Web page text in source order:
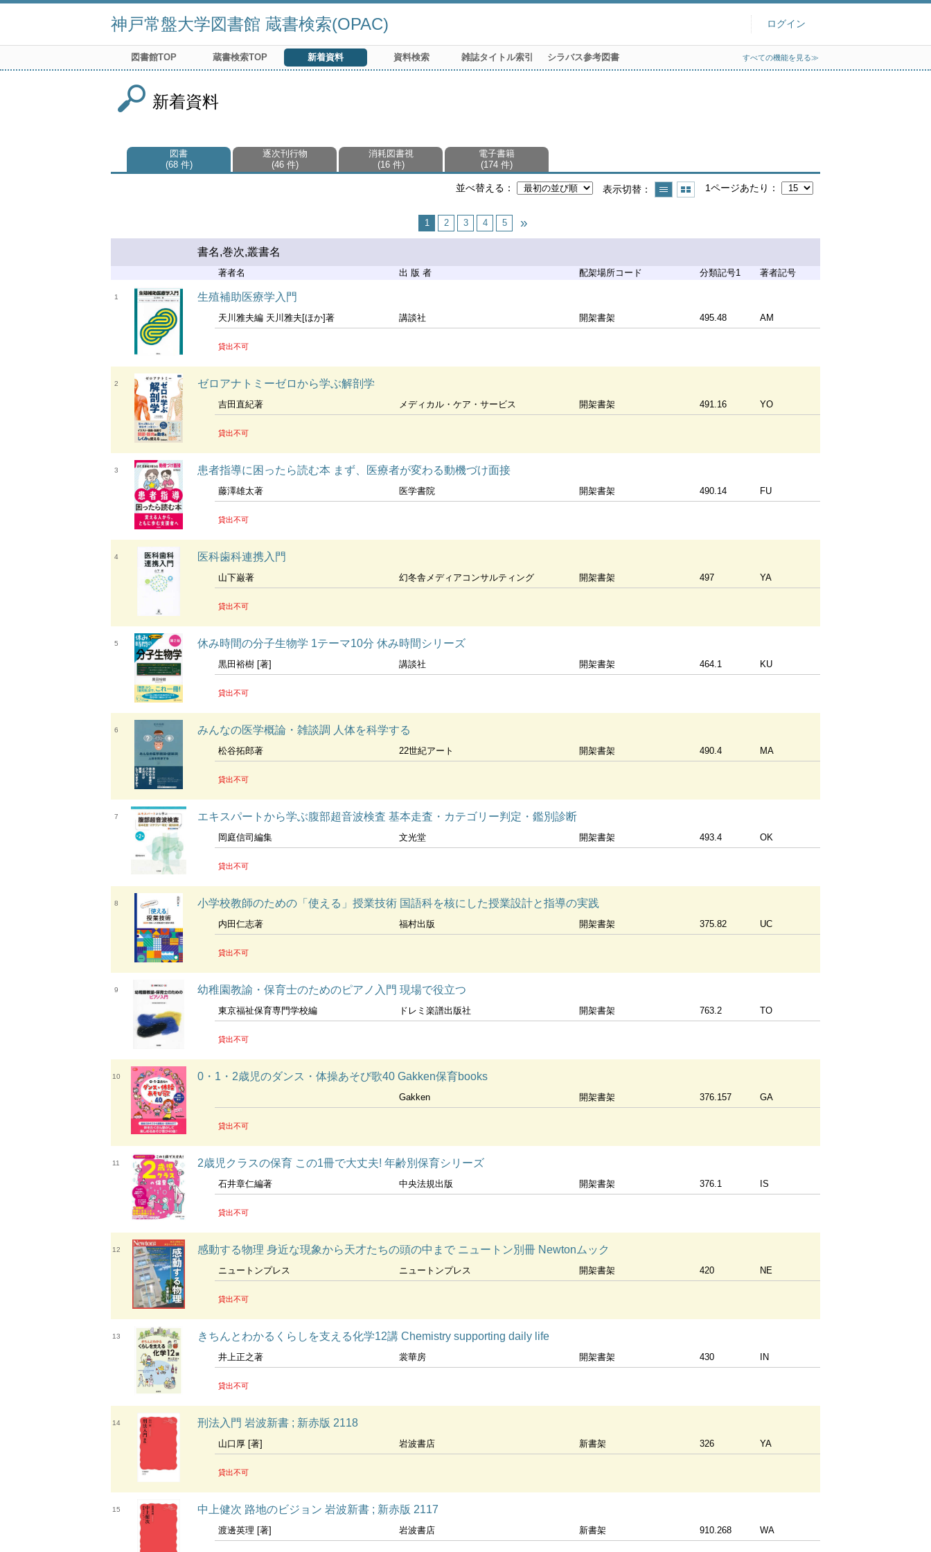
神戸常盤大学図書館 蔵書検索(OPAC) ログイン
図書館TOP 蔵書検索TOP 新着資料 資料検索 雑誌タイトル索引 シラバス参考図書 すべての機能を見る≫
新着資料
図書
68 件
逐次刊行物
46 件
消耗図書視
16 件
電子書籍
174 件
並べ替える 表示切替 1ページあたり
1 2 3 4 5
書名,巻次,叢書名
著者名 出 版 者 配架場所コード 分類記号1 著者記号
1 生殖補助医療学入門
天川雅夫編 天川雅夫[ほか]著 講談社 開架書架 495.48 AM
貸出不可
2 ゼロアナトミーゼロから学ぶ解剖学
吉田直紀著 メディカル・ケア・サービス 開架書架 491.16 YO
貸出不可
3 患者指導に困ったら読む本 まず、医療者が変わる動機づけ面接
藤澤雄太著 医学書院 開架書架 490.14 FU
貸出不可
4 医科歯科連携入門
山下巌著 幻冬舎メディアコンサルティング 開架書架 497 YA
貸出不可
5 休み時間の分子生物学 1テーマ10分 休み時間シリーズ
黒田裕樹 [著] 講談社 開架書架 464.1 KU
貸出不可
6 みんなの医学概論・雑談調 人体を科学する
松谷拓郎著 22世紀アート 開架書架 490.4 MA
貸出不可
7 エキスパートから学ぶ腹部超音波検査 基本走査・カテゴリー判定・鑑別診断
岡庭信司編集 文光堂 開架書架 493.4 OK
貸出不可
8 小学校教師のための「使える」授業技術 国語科を核にした授業設計と指導の実践
内田仁志著 福村出版 開架書架 375.82 UC
貸出不可
9 幼稚園教諭・保育士のためのピアノ入門 現場で役立つ
東京福祉保育専門学校編 ドレミ楽譜出版社 開架書架 763.2 TO
貸出不可
10 0・1・2歳児のダンス・体操あそび歌40 Gakken保育books
Gakken 開架書架 376.157 GA
貸出不可
11 2歳児クラスの保育 この1冊で大丈夫! 年齢別保育シリーズ
石井章仁編著 中央法規出版 開架書架 376.1 IS
貸出不可
12 感動する物理 身近な現象から天才たちの頭の中まで ニュートン別冊 Newtonムック
ニュートンプレス ニュートンプレス 開架書架 420 NE
貸出不可
13 きちんとわかるくらしを支える化学12講 Chemistry supporting daily life
井上正之著 裳華房 開架書架 430 IN
貸出不可
14 刑法入門 岩波新書 ; 新赤版 2118
山口厚 [著] 岩波書店 新書架 326 YA
貸出不可
15 中上健次 路地のビジョン 岩波新書 ; 新赤版 2117
渡邊英理 [著] 岩波書店 新書架 910.268 WA